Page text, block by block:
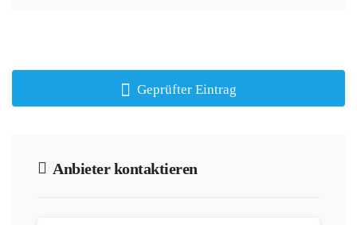
Geprüfter Eintrag
Anbieter kontaktieren